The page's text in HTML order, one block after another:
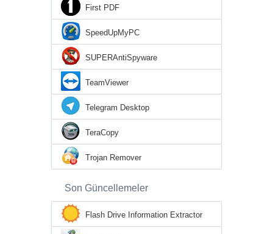
First PDF
SpeedUpMyPC
SUPERAntiSpyware
TeamViewer
Telegram Desktop
TeraCopy
Trojan Remover
Son Güncellemeler
Flash Drive Information Extractor